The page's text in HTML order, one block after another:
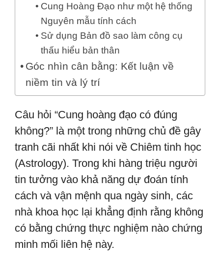
Cung Hoàng Đạo như một hệ thống
Nguyên mẫu tính cách
Sử dụng Bản đồ sao làm công cụ
thấu hiểu bản thân
Góc nhìn cân bằng: Kết luận về
niềm tin và lý trí
Câu hỏi “Cung hoàng đạo có đúng
không?” là một trong những chủ đề gây
tranh cãi nhất khi nói về Chiêm tinh học
(Astrology). Trong khi hàng triệu người
tin tưởng vào khả năng dự đoán tính
cách và vận mệnh qua ngày sinh, các
nhà khoa học lại khẳng định rằng không
có bằng chứng thực nghiệm nào chứng
minh mối liên hệ này.